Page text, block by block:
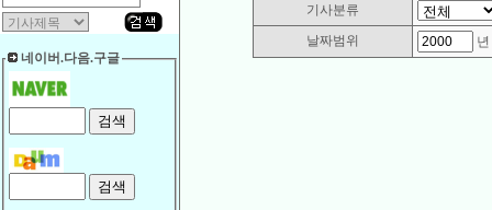
네이버.다음.구글
기사분류
날짜범위